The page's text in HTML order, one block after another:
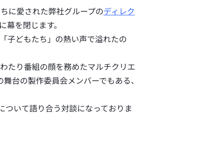
に愛された弊社グループのディレク
を閉じます。
子どもたち」の熱い声で溢れたの
たり番組の顔を務めたマルチクリエ
台の製作委員会メンバーでもある、
いて語り合う対談になっておりま